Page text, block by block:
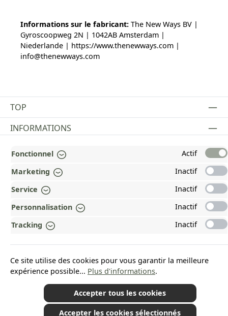
Informations sur le fabricant: The New Ways BV |
Gyroscoopweg 2N | 1042AB Amsterdam |
Niederlande | https://www.thenewways.com |
info@thenewways.com
TOP
Revoke a contract
INFORMATIONS
MENTIONS LÉGALES
PAYMENT AND SHIPPING METHODS
RÉCOMPENSÉ ET CERTIFIÉ !
POURQUOI HEAD&NATURE ?
OUR COMMUNITIES
*Tous les prix incluent la TVA plus les frais d'expéditionet les éventuels frais de
Fonctionnel
Actif
Marketing
Inactif
Service
Inactif
Personnalisation
Inactif
Tracking
Inactif
Ce site utilise des cookies pour vous garantir la meilleure
expérience possible... Plus d'informations.
Accepter tous les cookies
Accepter les cookies sélectionnés